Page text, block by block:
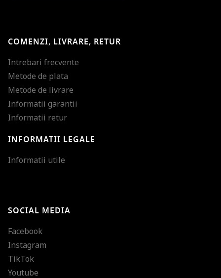
COMENZI, LIVRARE, RETUR
Intrebari frecvente
Metode de plata
Metode de livrare
Informatii garantii
Informatii retur
INFORMATII LEGALE
Informatii utile
SOCIAL MEDIA
Facebook
Instagram
TikTok
Youtube